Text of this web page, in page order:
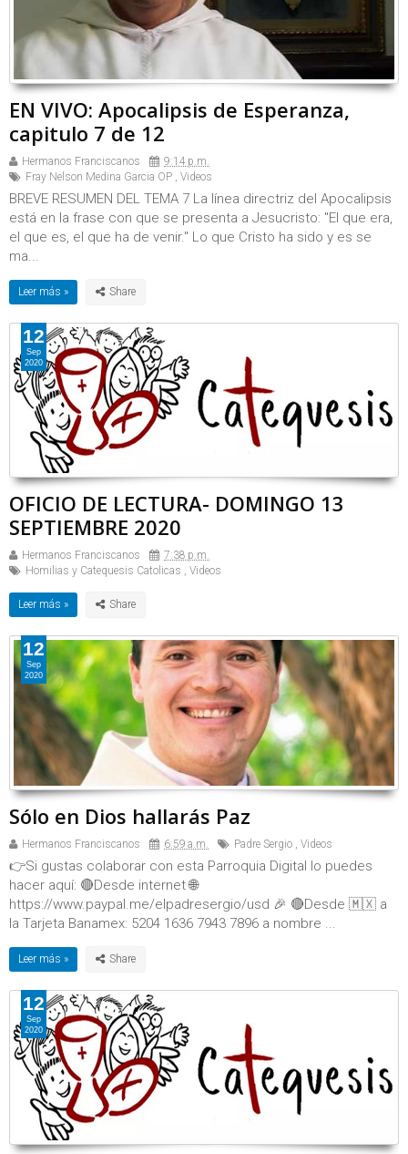
EN VIVO: Apocalipsis de Esperanza,
capitulo 7 de 12
Hermanos Franciscanos
9:14 p.m.
Fray Nelson Medina Garcia OP , Videos
BREVE RESUMEN DEL TEMA 7 La línea directriz del Apocalipsis
está en la frase con que se presenta a Jesucristo: "El que era,
el que es, el que ha de venir." Lo que Cristo ha sido y es se
ma...
Leer más »
OFICIO DE LECTURA- DOMINGO 13
SEPTIEMBRE 2020
Hermanos Franciscanos
7:38 p.m.
Homilias y Catequesis Catolicas , Videos
Leer más »
12
Sep
2020
Sólo en Dios hallarás Paz
Hermanos Franciscanos 6:59 a.m. Padre Sergio , Videos
👉Si gustas colaborar con esta Parroquia Digital lo puedes
hacer aquí: 🔴Desde internet 🌐
https://www.paypal.me/elpadresergio/usd 🎉 🔴Desde 🇲🇽 a
la Tarjeta Banamex: 5204 1636 7943 7896 a nombre ...
Leer más »
12
Sep
2020
12
Sep
2020